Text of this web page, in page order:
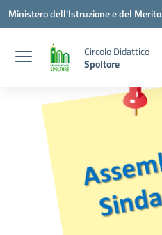
Vai ai contenuti
Vai al menu di navigazione
Vai al footer
Ministero dell'Istruzione e del Merito
Circolo Didattico
Spoltore